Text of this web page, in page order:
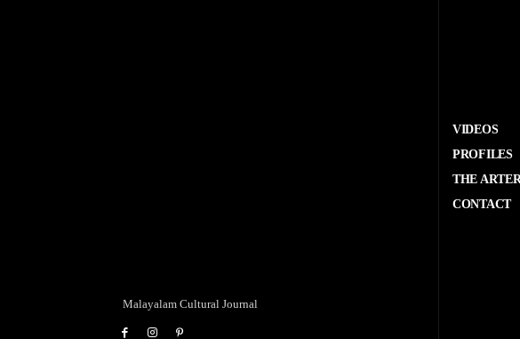
Malayalam Cultural Journal
VIDEOS
PROFILES
THE
CONTACT